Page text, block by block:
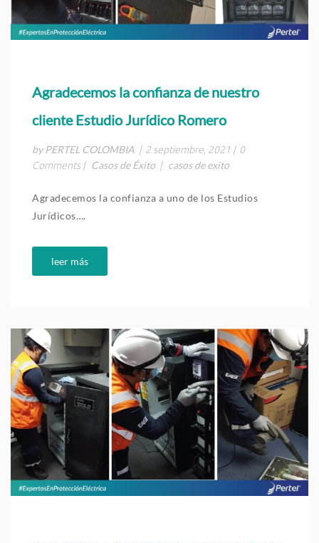
Agradecemos la confianza de nuestro
cliente Estudio Jurídico Romero
by PERTEL COLOMBIA | 2 septiembre, 2021 | 0
Comments | Casos de Éxito | casos de exito
Agradecemos la confianza a uno de los Estudios
Jurídicos….
leer más